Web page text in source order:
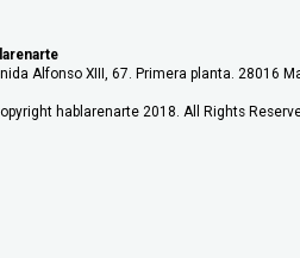
Alfonso XIII, 67. Primera planta. 28016
hablarenarte 2018. All Rights